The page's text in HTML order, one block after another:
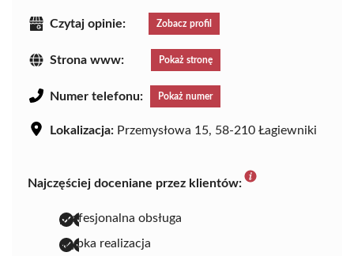
Czytaj opinie: Zobacz profil
Strona www: Pokaż stronę
Numer telefonu: Pokaż numer
Lokalizacja: Przemysłowa 15, 58-210 Łagiewniki
Najczęściej doceniane przez klientów:
profesjonalna obsługa
szybka realizacja